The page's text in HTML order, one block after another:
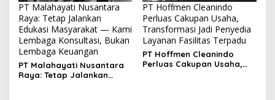
PT Malahayati Nusantara
Raya: Tetap Jalankan
Edukasi Masyarakat — Kami
Lembaga Konsultasi, Bukan
Lembaga Keuangan
PT Malahayati Nusantara
Raya: Tetap Jalankan
PT Hoffmen Cleanindo
Perluas Cakupan Usaha,
Transformasi Jadi Penyedia
Layanan Fasilitas Terpadu
PT Hoffmen Cleanindo
Perluas Cakupan Usaha,